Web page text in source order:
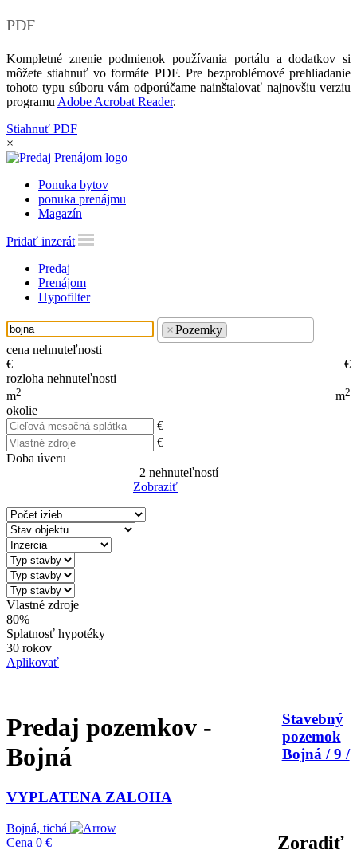
PDF
Kompletné znenie podmienok používania portálu a dodatkov si
môžete stiahnuť vo formáte PDF. Pre bezproblémové prehliadanie
tohoto typu súboru vám odporúčame nainštalovať najnovšiu verziu
programu Adobe Acrobat Reader.
Stiahnuť PDF
×
Ponuka bytov
ponuka prenájmu
Magazín
Pridať inzerát
Predaj
Prenájom
Hypofilter
×Pozemky
cena nehnuteľnosti
€
€
rozloha nehnuteľnosti
m2 m2
okolie
€
€
Doba úveru
2 nehnuteľností
Zobraziť
Vlastné zdroje
80%
Splatnosť hypotéky
30 rokov
Aplikovať
Predaj pozemkov -
Bojná
Zoradiť
Stavebný
pozemok
Bojná / 9 /
VYPLATENA ZALOHA
Bojná, tichá
Cena 0 €